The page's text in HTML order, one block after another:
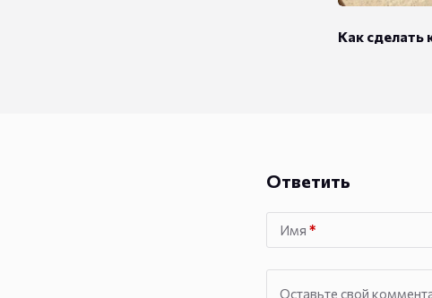
Как сделать
Ответить
Имя *
Оставьте свой